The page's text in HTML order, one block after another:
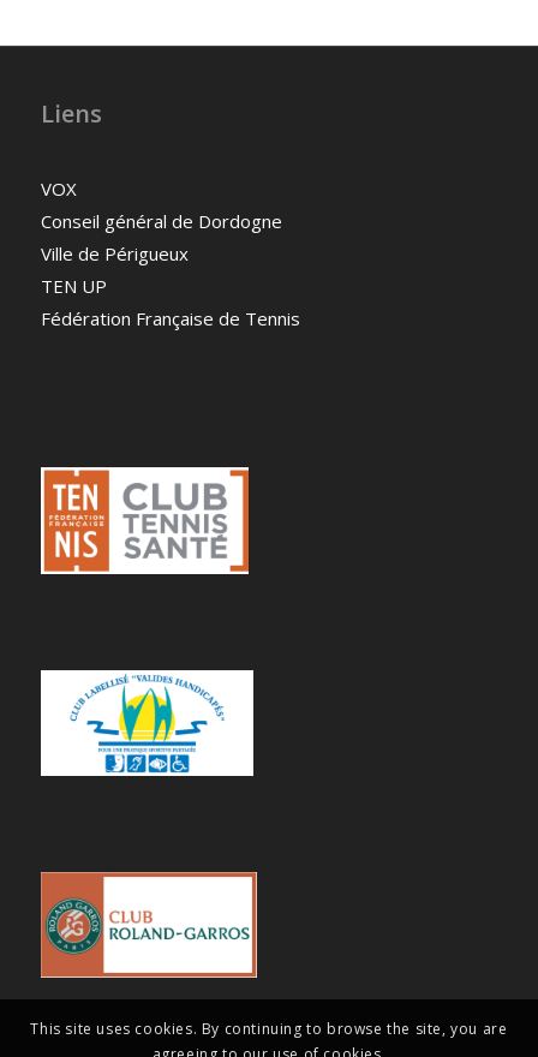
Liens
VOX
Conseil général de Dordogne
Ville de Périgueux
TEN UP
Fédération Française de Tennis
This site uses cookies. By continuing to browse the site, you are